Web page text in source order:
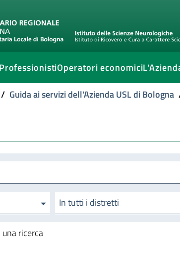
ProfessionistiOperatori economici
/ Guida ai servizi dell'Azienda USL di Bologna
In tutti i distretti
ricerca